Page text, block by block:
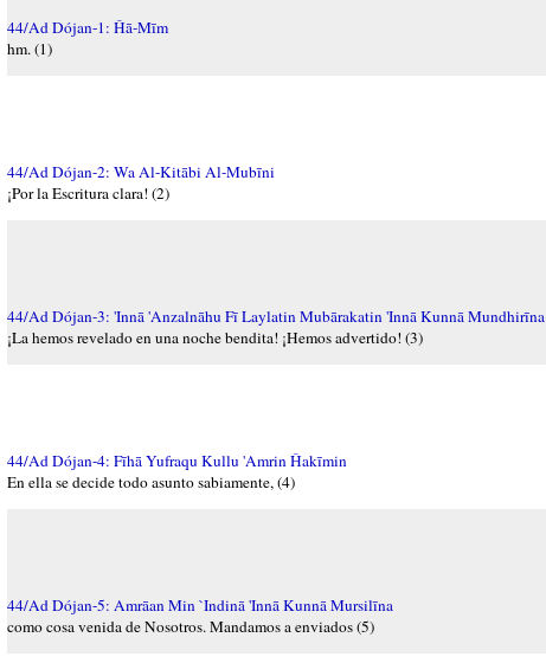
44/Ad Dójan-1: Ĥā-Mīm
hm. (1)
44/Ad Dójan-2: Wa Al-Kitābi Al-Mubīni
¡Por la Escritura clara! (2)
44/Ad Dójan-3: 'Innā 'Anzalnāhu Fī Laylatin Mubārakatin 'Innā Kunnā Mundhirīna
¡La hemos revelado en una noche bendita! ¡Hemos advertido! (3)
44/Ad Dójan-4: Fīhā Yufraqu Kullu 'Amrin Ĥakīmin
En ella se decide todo asunto sabiamente, (4)
44/Ad Dójan-5: Amrāan Min `Indinā 'Innā Kunnā Mursilīna
como cosa venida de Nosotros. Mandamos a enviados (5)